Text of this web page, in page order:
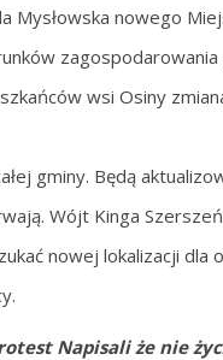
Mysłowska nowego
wsi Osiny
gminy. Będą
Wójt Kinga
nowej lokalizacji dla
Napisali że nie